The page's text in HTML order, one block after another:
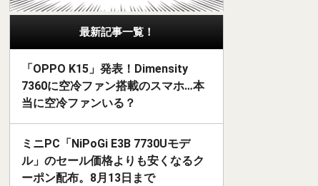
最新記事一覧！
「OPPO K15」発表！Dimensity
7360に空冷ファン搭載のスマホ…本
当に空冷ファンいる？
ミニPC「NiPoGi E3B 7730Uモデ
ル」のセール価格よりも安くなるク
ーポン配布。8月13日まで